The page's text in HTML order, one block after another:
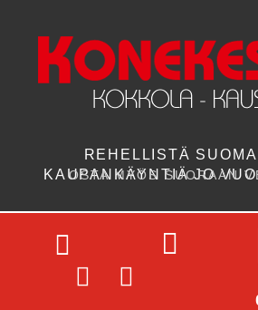
REHELLISTÄ
KAUPANKÄYNTIÄ JO
OSTA MYÖS SUORAAN